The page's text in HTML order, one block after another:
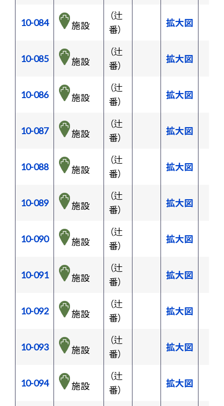
10-084 施設
（辻
番）
拡大図
10-085 施設
（辻
番）
拡大図
10-086 施設
（辻
番）
拡大図
10-087 施設
（辻
番）
拡大図
10-088 施設
（辻
番）
拡大図
10-089 施設
（辻
番）
拡大図
10-090 施設
（辻
番）
拡大図
10-091 施設
（辻
番）
拡大図
10-092 施設
（辻
番）
拡大図
10-093 施設
（辻
番）
拡大図
10-094 施設
（辻
番）
拡大図